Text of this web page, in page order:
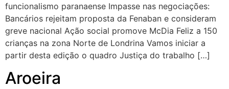
funcionalismo paranaense Impasse nas negociações:
Bancários rejeitam proposta da Fenaban e consideram
greve nacional Ação social promove McDia Feliz a 150
crianças na zona Norte de Londrina Vamos iniciar a
partir desta edição o quadro Justiça do trabalho […]
Aroeira